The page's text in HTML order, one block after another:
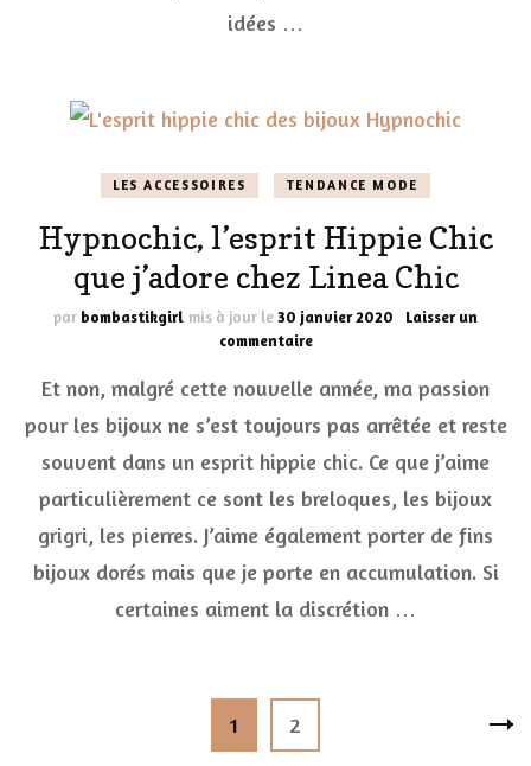
idées …
LES ACCESSOIRES TENDANCE MODE
Hypnochic, l’esprit Hippie Chic
que j’adore chez Linea Chic
par bombastikgirl mis à jour le30 janvier 2020
Laisser un
commentairesur
l’esprit
Chic
que
chez
Linea
Et non, malgré cette nouvelle année, ma passion
pour les bijoux ne s’est toujours pas arrêtée et reste
souvent dans un esprit hippie chic. Ce que j’aime
particulièrement ce sont les breloques, les bijoux
grigri, les pierres. J’aime également porter de fins
bijoux dorés mais que je porte en accumulation. Si
certaines aiment la discrétion …
Page
1 Page
2